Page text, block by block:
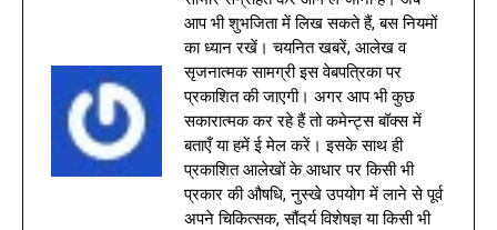
आप भी शुभजिता में लिख सकते हैं, बस नियमों
का ध्यान रखें। चयनित खबरें, आलेख व
सृजनात्मक सामग्री इस वेबपत्रिका पर
प्रकाशित की जाएगी। अगर आप भी कुछ
सकारात्मक कर रहे हैं तो कमेन्ट्स बॉक्स में
बताएँ या हमें ई मेल करें। इसके साथ ही
प्रकाशित आलेखों के आधार पर किसी भी
प्रकार की औषधि, नुस्खे उपयोग में लाने से पूर्व
अपने चिकित्सक, सौंदर्य विशेषज्ञ या किसी भी